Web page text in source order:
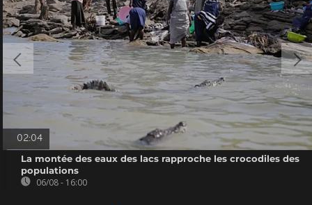
02:04
La montée des eaux des lacs rapproche les crocodiles des
populations
06/08 - 16:00